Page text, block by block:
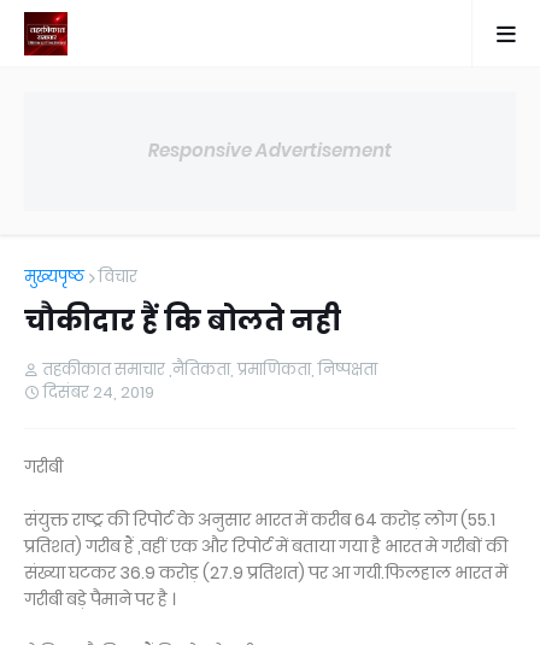
Responsive Advertisement
मुख्यपृष्ठ विचार
चौकीदार हैं कि बोलते नही
तहकीकात समाचार ,नैतिकता, प्रमाणिकता, निष्पक्षता
दिसंबर 24, 2019
गरीबी
संयुक्त राष्ट्र की रिपोर्ट के अनुसार भारत में करीब 64 करोड़ लोग (55.1
प्रतिशत) गरीब हैं ,वहीं एक और रिपोर्ट में बताया गया है भारत मे गरीबों की
संख्या घटकर 36.9 करोड़ (27.9 प्रतिशत) पर आ गयी.फिलहाल भारत में
गरीबी बड़े पैमाने पर है ।